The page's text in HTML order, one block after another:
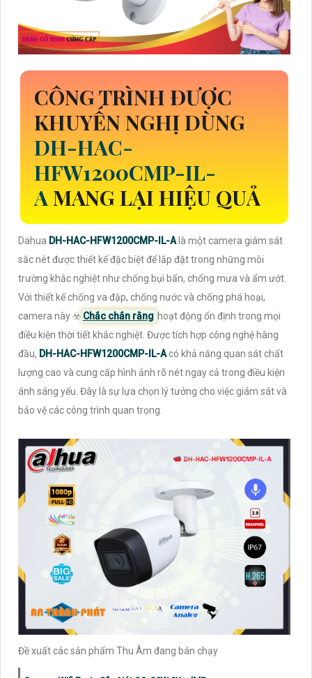
CÔNG TRÌNH ĐƯỢC
KHUYẾN NGHỊ DÙNG
DH-HAC-
HFW1200CMP-IL-
A MANG LẠI HIỆU QUẢ
Dahua DH-HAC-HFW1200CMP-IL-A là một camera giám sát
sắc nét được thiết kế đặc biệt để lắp đặt trong những môi
trường khắc nghiệt như chống bụi bẩn, chống mưa và ẩm ướt.
Với thiết kế chống va đập, chống nước và chống phá hoại,
camera này ☣️ Chắc chắn rằng hoạt động ổn định trong mọi
điều kiện thời tiết khắc nghiệt. Được tích hợp công nghệ hàng
đầu, DH-HAC-HFW1200CMP-IL-Acó khả năng quan sát chất
lượng cao và cung cấp hình ảnh rõ nét ngay cả trong điều kiện
ánh sáng yếu. Đây là sự lựa chọn lý tưởng cho việc giám sát và
bảo vệ các công trình quan trọng.
Đề xuất các sản phẩm Thu Âm đang bán chạy